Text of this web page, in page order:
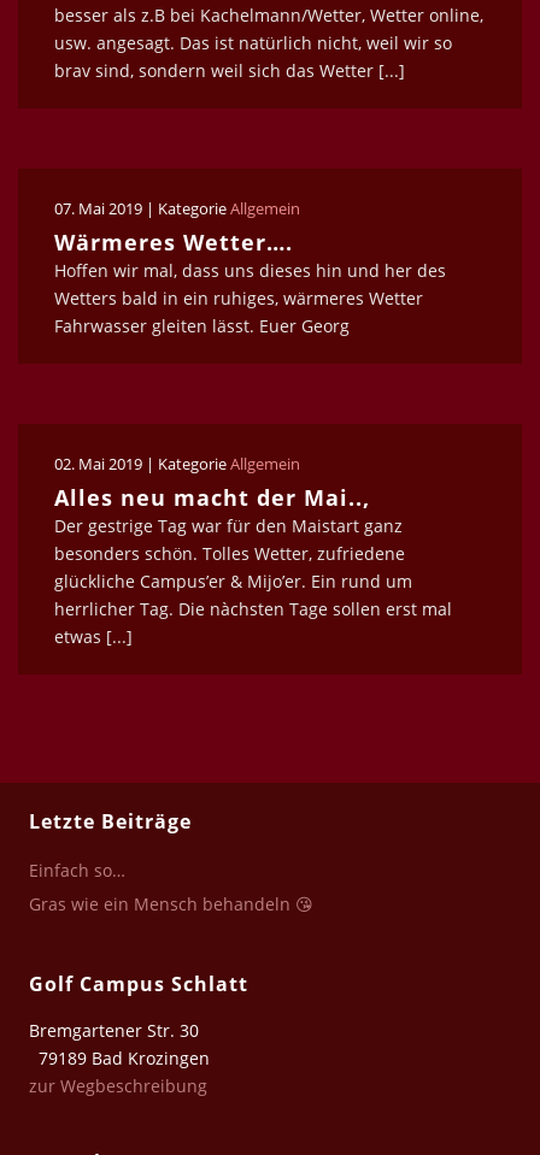
besser als z.B bei Kachelmann/Wetter, Wetter online,
usw. angesagt. Das ist natürlich nicht, weil wir so
brav sind, sondern weil sich das Wetter [...]
07. Mai 2019 | KategorieAllgemein
Wärmeres Wetter….
Hoffen wir mal, dass uns dieses hin und her des
Wetters bald in ein ruhiges, wärmeres Wetter
Fahrwasser gleiten lässt. Euer Georg
02. Mai 2019 | KategorieAllgemein
Alles neu macht der Mai..,
Der gestrige Tag war für den Maistart ganz
besonders schön. Tolles Wetter, zufriedene
glückliche Campus’er & Mijo’er. Ein rund um
herrlicher Tag. Die nàchsten Tage sollen erst mal
etwas [...]
Letzte Beiträge
Einfach so…
Gras wie ein Mensch behandeln 😘
Golf Campus Schlatt
Bremgartener Str. 30
79189 Bad Krozingen
zur Wegbeschreibung